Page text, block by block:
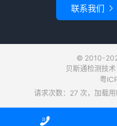
联系我们 
© 2010-
贝斯通检测技
粤
请求次数：27 次，加载
